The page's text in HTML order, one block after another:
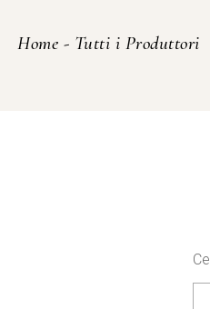
Home - Tutti i Produttori